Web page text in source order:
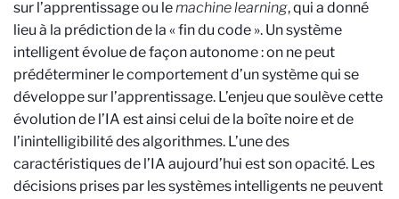
sur l’apprentissage ou lemachine learning, qui a donné
lieu à la prédiction de la « fin du code ». Un système
intelligent évolue de façon autonome : on ne peut
prédéterminer le comportement d’un système qui se
développe sur l’apprentissage. L’enjeu que soulève cette
évolution de l’IA est ainsi celui de la boîte noire et de
l’inintelligibilité des algorithmes. L’une des
caractéristiques de l’IA aujourd’hui est son opacité. Les
décisions prises par les systèmes intelligents ne peuvent